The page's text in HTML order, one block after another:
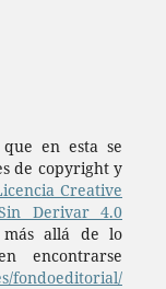
en esta se
de copyright y
Creative
Derivar 4.0
más allá de lo
encontrarse
fondoeditorial/